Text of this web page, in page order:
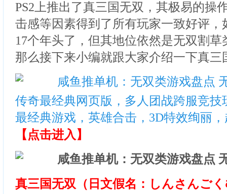
PS2上推出了真三国无双，其极易的操
击感等因素得到了所有玩家一致好评，
17个年头了，但其地位依然是无双割
那么接下来小编就跟大家介绍一下真三
传奇最经典网页版，多人团战跨服竞技
最经典游戏，英雄合击，3D特效绚丽
【点击进入】
真三国无双（日文假名：しんさんご